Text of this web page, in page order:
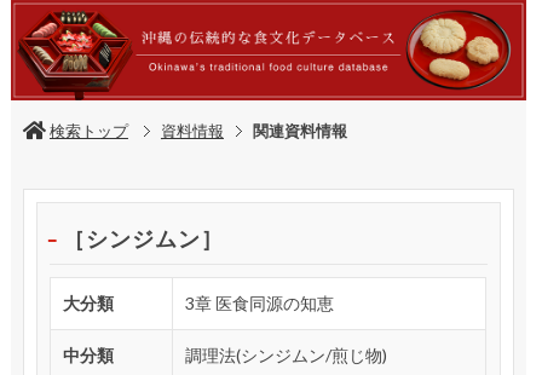
検索トップ 資料情報 関連資料情報
［シンジムン］
大分類 3章 医食同源の知恵
中分類 調理法(シンジムン/煎じ物)